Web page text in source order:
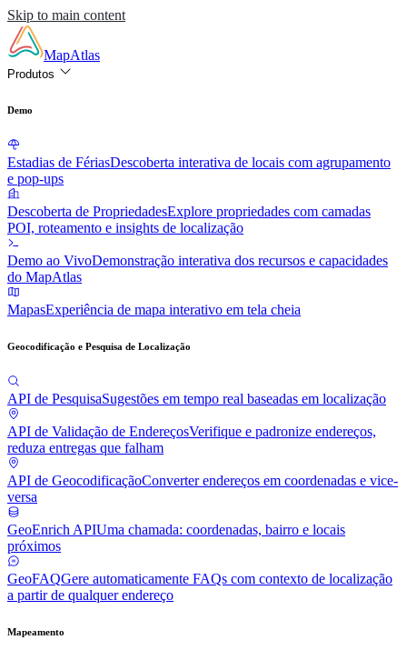
Skip to main content
MapAtlas
Produtos
Demo
Estadias de FériasDescoberta interativa de locais com agrupamento
e pop-ups
Descoberta de PropriedadesExplore propriedades com camadas
POI, roteamento e insights de localização
Demo ao VivoDemonstração interativa dos recursos e capacidades
do MapAtlas
MapasExperiência de mapa interativo em tela cheia
Geocodificação e Pesquisa de Localização
API de PesquisaSugestões em tempo real baseadas em localização
API de Validação de EndereçosVerifique e padronize endereços,
reduza entregas que falham
API de GeocodificaçãoConverter endereços em coordenadas e vice-
versa
GeoEnrich APIUma chamada: coordenadas, bairro e locais
próximos
GeoFAQGere automaticamente FAQs com contexto de localização
a partir de qualquer endereço
Mapeamento